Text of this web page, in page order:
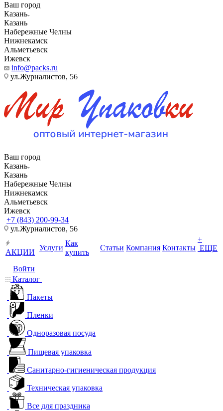
Ваш город
Казань
Казань
Набережные Челны
Нижнекамск
Альметьевск
Ижевск
info@packs.ru
ул.Журналистов, 56
Ваш город
Казань
Казань
Набережные Челны
Нижнекамск
Альметьевск
Ижевск
+7 (843) 200-99-34
ул.Журналистов, 56
АКЦИИ
Услуги
Как
купить
Статьи Компания Контакты
+
ЕЩЕ
Войти
Каталог
Пакеты
Пленки
Одноразовая посуда
Пищевая упаковка
Санитарно-гигиеническая продукция
Техническая упаковка
Все для праздника